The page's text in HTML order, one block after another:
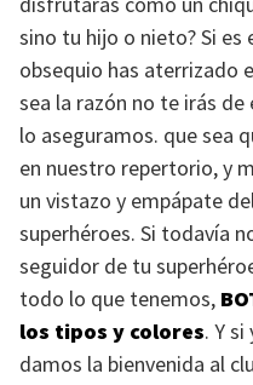
sino tu hijo o nieto? Si es
obsequio has aterrizado
sea la razón no te irás
lo aseguramos. que sea
en nuestro repertorio, y
un vistazo y empápate
superhéroes. Si todavía
seguidor de tu
todo lo que tenemos,
los tipos y colores. Y
damos la bienvenida al